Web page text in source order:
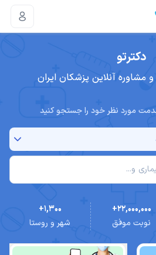
دکترتو
مشاوره آنلاین پزشکان ایران
مورد نظر خود را جستجو کنید
و...
+22,000,000
نوبت موفق
+1,300
شهر و روستا